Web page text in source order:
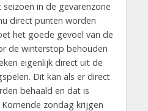
in de gevarenzone
direct punten worden
het goede gevoel van de
de winterstop behouden
eigenlijk direct uit de
Dit kan als er direct
behaald en dat is
zondag krijgen